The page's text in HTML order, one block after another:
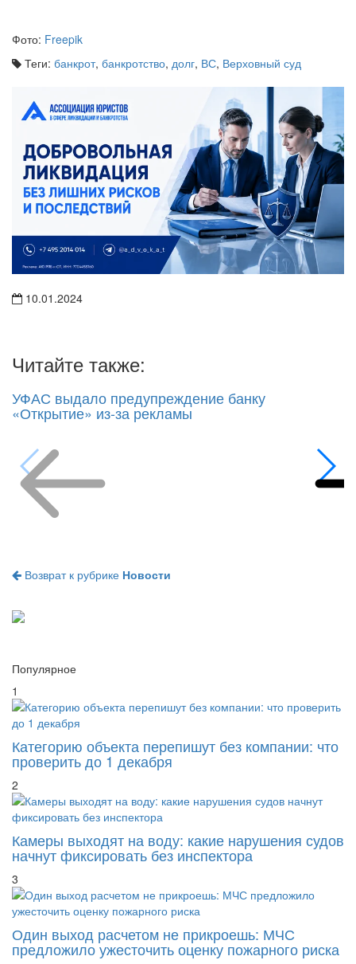
Фото: Freepik
Теги: банкрот, банкротство, долг, ВС, Верховный суд
10.01.2024
Читайте также:
УФАС выдало предупреждение банку
«Открытие» из-за рекламы
Возврат к рубрике Новости
Популярное
1
Категорию объекта перепишут без компании: что
проверить до 1 декабря
2
Камеры выходят на воду: какие нарушения судов
начнут фиксировать без инспектора
3
Один выход расчетом не прикроешь: МЧС
предложило ужесточить оценку пожарного риска